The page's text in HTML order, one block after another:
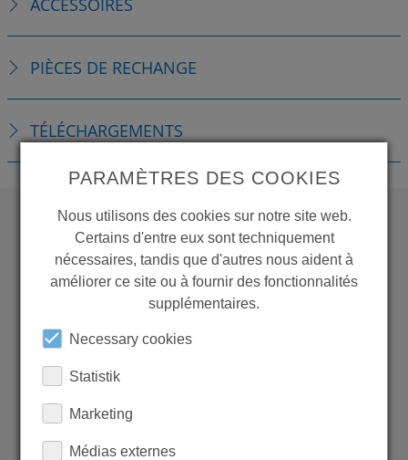
PIÈCES DE RECHANGE
TÉLÉCHARGEMENTS
WANT TO SEE
MORE PRODUCTS?
PARAMÈTRES DES COOKIES
Nous utilisons des cookies sur notre site web.
Certains d'entre eux sont techniquement
nécessaires, tandis que d'autres nous aident à
améliorer ce site ou à fournir des fonctionnalités
supplémentaires.
Necessary cookies
Statistik
Marketing
Médias externes